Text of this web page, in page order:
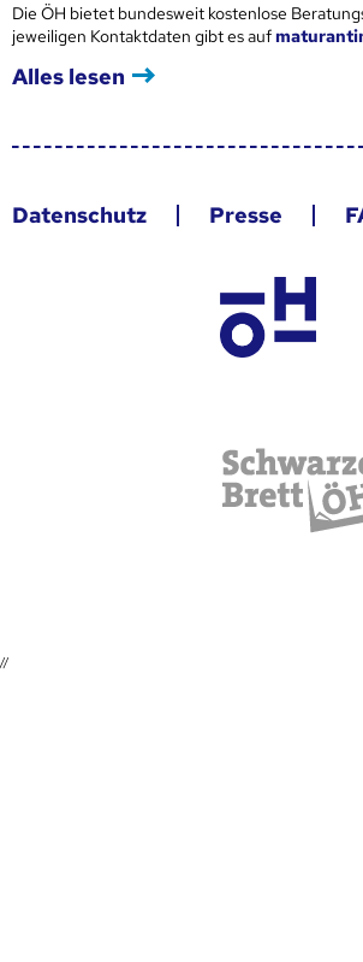
Die ÖH bietet bundesweit kostenlose
jeweiligen Kontaktdaten gibt es auf
Alles lesen
Datenschutz Presse
//